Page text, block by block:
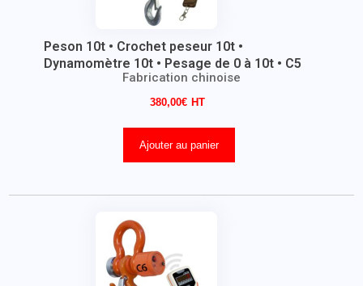
Peson 10t • Crochet peseur 10t •
Dynamomètre 10t • Pesage de 0 à 10t • C5
Fabrication chinoise
380,00€
Ajouter au panier